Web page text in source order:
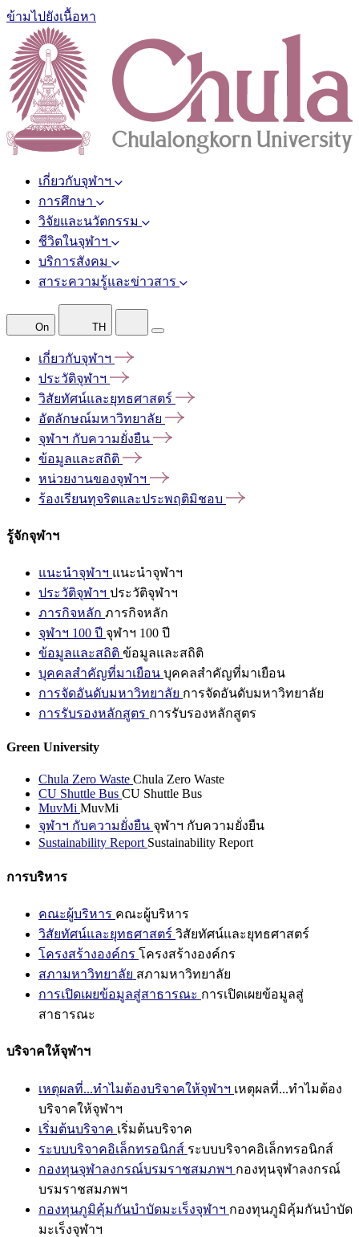
ข้ามไปยังเนื้อหา
เกี่ยวกับจุฬาฯ
การศึกษา
วิจัยและนวัตกรรม
ชีวิตในจุฬาฯ
บริการสังคม
สาระความรู้และข่าวสาร
On TH
เกี่ยวกับจุฬาฯ
ประวัติจุฬาฯ
วิสัยทัศน์และยุทธศาสตร์
อัตลักษณ์มหาวิทยาลัย
จุฬาฯ กับความยั่งยืน
ข้อมูลและสถิติ
หน่วยงานของจุฬาฯ
ร้องเรียนทุจริตและประพฤติมิชอบ
รู้จักจุฬาฯ
แนะนำจุฬาฯ แนะนำจุฬาฯ
ประวัติจุฬาฯ ประวัติจุฬาฯ
ภารกิจหลัก ภารกิจหลัก
จุฬาฯ 100 ปี จุฬาฯ 100 ปี
ข้อมูลและสถิติ ข้อมูลและสถิติ
บุคคลสำคัญที่มาเยือน บุคคลสำคัญที่มาเยือน
การจัดอันดับมหาวิทยาลัย การจัดอันดับมหาวิทยาลัย
การรับรองหลักสูตร การรับรองหลักสูตร
Green University
Chula Zero Waste Chula Zero Waste
CU Shuttle Bus CU Shuttle Bus
MuvMi MuvMi
จุฬาฯ กับความยั่งยืน จุฬาฯ กับความยั่งยืน
Sustainability Report Sustainability Report
การบริหาร
คณะผู้บริหาร คณะผู้บริหาร
วิสัยทัศน์และยุทธศาสตร์ วิสัยทัศน์และยุทธศาสตร์
โครงสร้างองค์กร โครงสร้างองค์กร
สภามหาวิทยาลัย สภามหาวิทยาลัย
การเปิดเผยข้อมูลสู่สาธารณะ การเปิดเผยข้อมูลสู่
สาธารณะ
บริจาคให้จุฬาฯ
เหตุผลที่...ทำไมต้องบริจาคให้จุฬาฯ เหตุผลที่...ทำไมต้อง
บริจาคให้จุฬาฯ
เริ่มต้นบริจาค เริ่มต้นบริจาค
ระบบบริจาคอิเล็กทรอนิกส์ ระบบบริจาคอิเล็กทรอนิกส์
กองทุนจุฬาลงกรณ์บรมราชสมภพฯ กองทุนจุฬาลงกรณ์
บรมราชสมภพฯ
กองทุนภูมิคุ้มกันบำบัดมะเร็งจุฬาฯ กองทุนภูมิคุ้มกันบำบัด
มะเร็งจุฬาฯ